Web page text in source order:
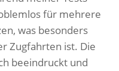
für mehrere
was besonders
Zugfahrten ist. Die
beeindruckt und